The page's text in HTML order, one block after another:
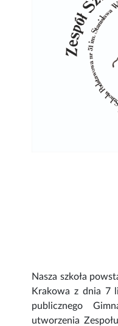
Nasza szkoła
Krakowa z dnia 7
publicznego
utworzenia